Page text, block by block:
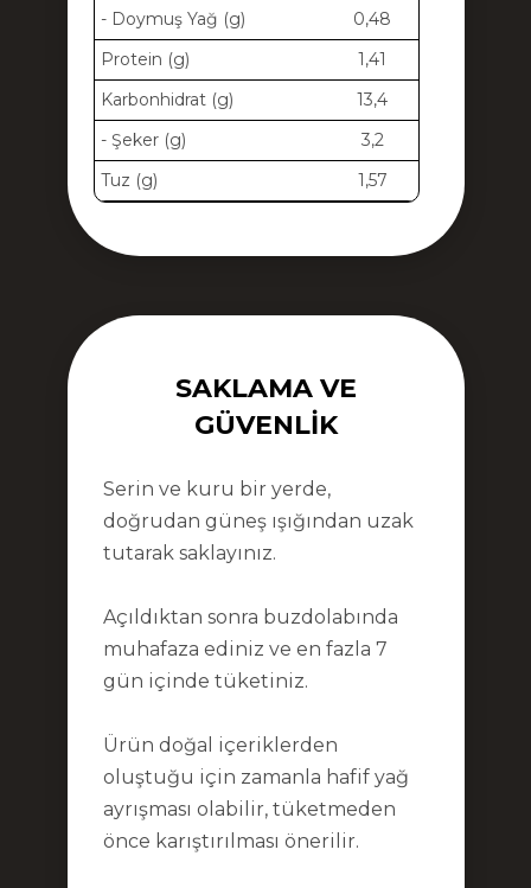
- Doymuş Yağ (g)
0,48
Protein (g)
1,41
Karbonhidrat (g)
13,4
- Şeker (g)
3,2
Tuz (g)
1,57
SAKLAMA VE
GÜVENLIK
Serin ve kuru bir yerde,
doğrudan güneş ışığından uzak
tutarak saklayınız.
Açıldıktan sonra buzdolabında
muhafaza ediniz ve en fazla 7
gün içinde tüketiniz.
Ürün doğal içeriklerden
oluştuğu için zamanla hafif yağ
ayrışması olabilir, tüketmeden
önce karıştırılması önerilir.